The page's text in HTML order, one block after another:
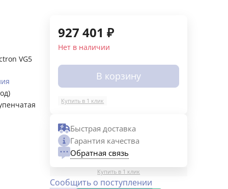
VG5
927 401 ₽
Нет в наличии
В корзину
Купить в 1 клик
Быстрая доставка
Гарантия качества
Обратная связь
Купить в 1 клик
Сообщить о поступлении